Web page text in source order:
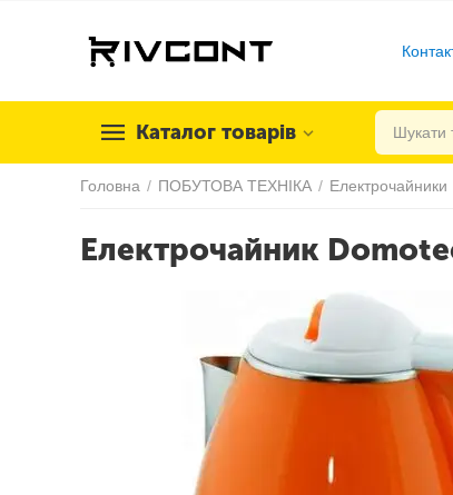
Каталог товарів
Головна / ПОБУТОВА ТЕХНІКА / Електрочайники
Електрочайник